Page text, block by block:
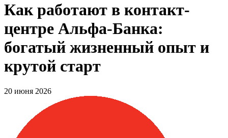
Как работают в контакт-
центре Альфа-Банка:
богатый жизненный опыт и
крутой старт
20 июня 2026